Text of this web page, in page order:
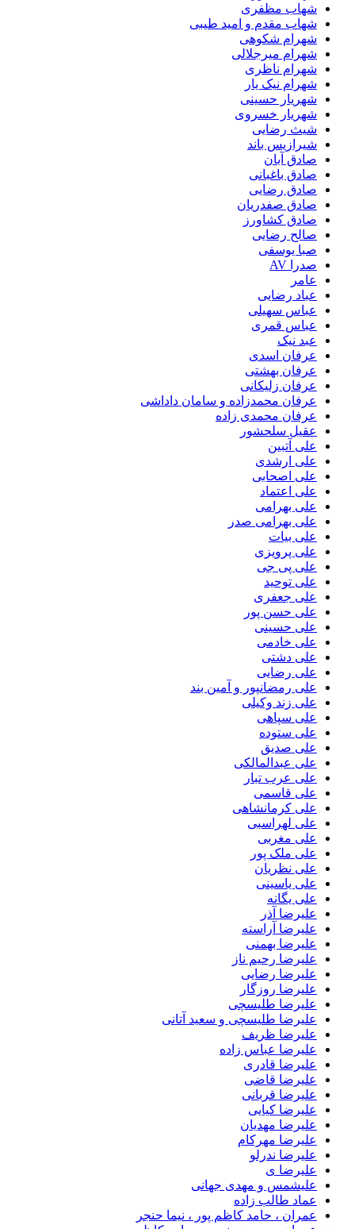
شهاب مظفری
شهاب مقدم و امید طیبی
شهرام شکوهی
شهرام میرجلالی
شهرام ناظری
شهرام نیک یار
شهریار حسینی
شهریار خسروی
شیث رضایی
شیرازیس باند
صادق آبان
صادق باغبانی
صادق رضایی
صادق صفدریان
صادق کشاورز
صالح رضایی
صبا یوسفی
صدرا AV
عامر
عباد رضایی
عباس سهیلی
عباس قمری
عبد نیک
عرفان اسدی
عرفان بهشتی
عرفان زلیکانی
عرفان محمدزاده و سامان داداشی
عرفان محمدی زاده
عقیل سلحشور
علی آتبین
علی ارشدی
علی اصحابی
علی اعتماد
علی بهرامی
علی بهرامی صدر
علی بیات
علی پرویزی
علی پی جی
علی توحید
علی جعفری
علی حسن پور
علی حسینی
علی خادمی
علی دشتی
علی رضایی
علی رمضانپور و آمین بند
علی زند وکیلی
علی سپاهی
علی ستوده
علی صدیق
علی عبدالمالکی
علی عرب تبار
علی قاسمی
علی کرمانشاهی
علی لهراسبی
علی مغربی
علی ملک پور
علی نظریان
علی یاسینی
علی یگانه
علیرضا آذر
علیرضا آراسته
علیرضا بهمنی
علیرضا رحیم ناز
علیرضا رضایی
علیرضا روزگار
علیرضا طلیسچی
علیرضا طلیسچی و سعید آتانی
علیرضا ظریف
علیرضا عباس زاده
علیرضا قادری
علیرضا قاضی
علیرضا قربانی
علیرضا کیایی
علیرضا مهدیان
علیرضا مهرکام
علیرضا ندرلو
علیرضا ی
علیشمس و مهدی جهانی
عماد طالب زاده
عمران ، حامد کاظم پور ، نیما حنجر